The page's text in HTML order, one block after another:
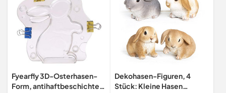
Fyearfly 3D-Osterhasen-
Form, antihaftbeschichtet,
Dekohasen-Figuren, 4
Stück: Kleine Hasen